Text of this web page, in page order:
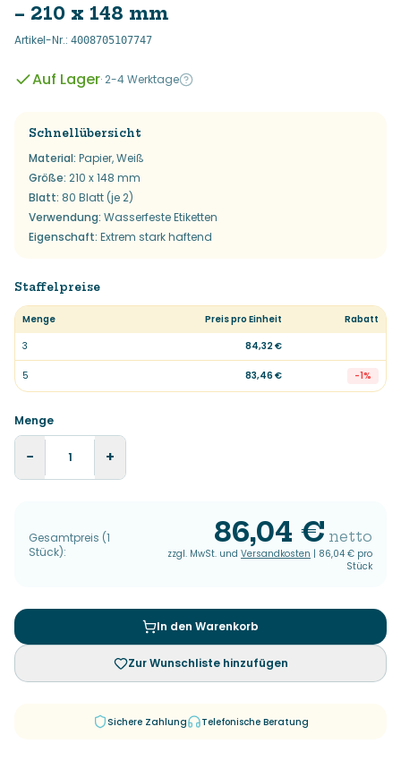
– 210 x 148 mm
Artikel-Nr.: 4008705107747
Auf Lager· 2-4 Werktage
Schnellübersicht
Material: Papier, Weiß
Größe: 210 x 148 mm
Blatt: 80 Blatt (je 2)
Verwendung: Wasserfeste Etiketten
Eigenschaft: Extrem stark haftend
Staffelpreise
Menge Preis pro Einheit
Rabatt
3
84,32 €
5 83,46 € -1%
Menge
− +
Gesamtpreis (1
Stück):
86,04 € netto
zzgl. MwSt. und Versandkosten | 86,04 € pro
Stück
In den Warenkorb
Zur Wunschliste hinzufügen
Sichere Zahlung Telefonische Beratung